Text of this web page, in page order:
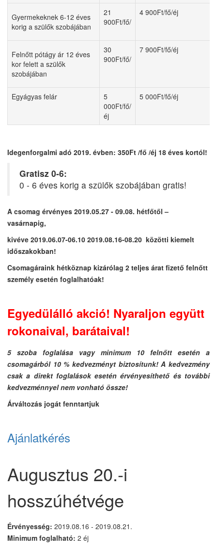
Gyermekeknek 6-12 éves
korig a szülők szobájában
21
900Ft/fő/
4 900Ft/fő/éj
Felnőtt pótágy ár 12 éves
kor felett a szülők
szobájában
30
900Ft/fő/
7 900Ft/fő/éj
Egyágyas felár
5
000Ft/fő/
éj
5 000Ft/fő/éj
Idegenforgalmi adó 2019. évben: 350Ft /fő /éj 18 éves kortól!
Gratisz 0-6:
0 - 6 éves korig a szülők szobájában gratis!
A csomag érvényes 2019.05.27 - 09.08. hétfőtől –
vasárnapig,
kivéve 2019.06.07-06.10 2019.08.16-08.20 közötti kiemelt
időszakokban!
Csomagáraink hétköznap kizárólag 2 teljes árat fizető felnőtt
személy esetén foglalhatóak!
Egyedülálló akció! Nyaraljon együtt
rokonaival, barátaival!
5 szoba foglalása vagy minimum 10 felnőtt esetén a
csomagárból 10 % kedvezményt biztosítunk! A kedvezmény
csak a direkt foglalások esetén érvényesíthető és további
kedvezménnyel nem vonható össze!
Árváltozás jogát fenntartjuk
Ajánlatkérés
Augusztus 20.-i
hosszúhétvége
Érvényesség: 2019.08.16 - 2019.08.21.
Minimum foglalható: 2 éj